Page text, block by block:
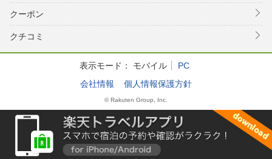
クーポン
クチコミ
表示モード： モバイル
PC
会社情報
個人情報保護方針
© Rakuten Group, Inc.